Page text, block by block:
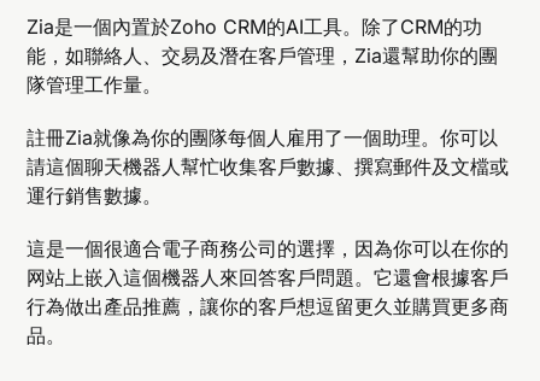
Zia是一個內置於Zoho CRM的AI工具。除了CRM的功
能，如聯絡人、交易及潛在客戶管理，Zia還幫助你的團
隊管理工作量。
註冊Zia就像為你的團隊每個人雇用了一個助理。你可以
請這個聊天機器人幫忙收集客戶數據、撰寫郵件及文檔或
運行銷售數據。
這是一個很適合電子商務公司的選擇，因為你可以在你的
网站上嵌入這個機器人來回答客戶問題。它還會根據客戶
行為做出產品推薦，讓你的客戶想逗留更久並購買更多商
品。